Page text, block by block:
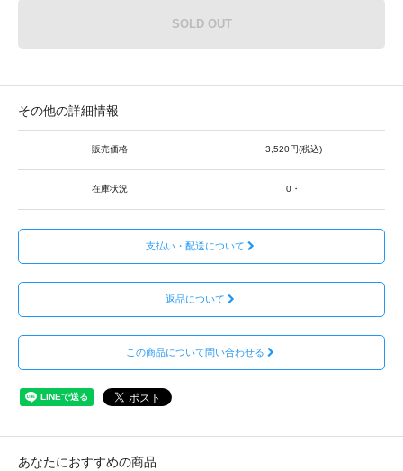
SOLD OUT
その他の詳細情報
販売価格 3,520円(税込)
在庫状況 0・
支払い・配送について
返品について
この商品について問い合わせる
あなたにおすすめの商品